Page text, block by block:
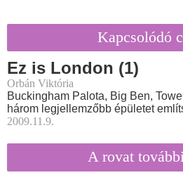
Kapcsolódó
Ez is London (1)
Orbán Viktória
Buckingham Palota, Big Ben,
három legjellemzőbb épületet
2009.11.9.
A rovat